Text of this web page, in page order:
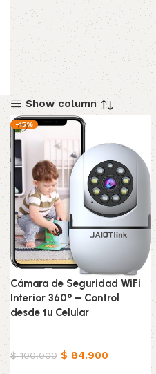
Show column
-15%
Cámara de Seguridad WiFi
Interior 360° – Control
desde tu Celular
$100.000 $ 84.900